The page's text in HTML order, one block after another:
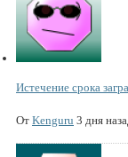
Истечение срока
От Kenguru 3 дня